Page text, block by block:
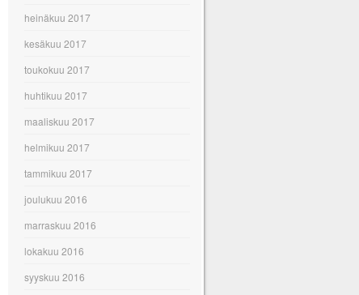
heinäkuu 2017
kesäkuu 2017
toukokuu 2017
huhtikuu 2017
maaliskuu 2017
helmikuu 2017
tammikuu 2017
joulukuu 2016
marraskuu 2016
lokakuu 2016
syyskuu 2016